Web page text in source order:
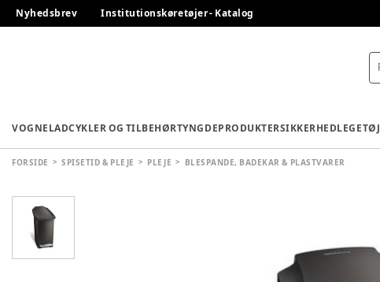
Nyhedsbrev Institutionskøretøjer - Katalog
VOGNELADCYKLER OG TILBEHØRTYNGDEPRODUKTERSIKKERHEDLEGETØJ
FORSIDE SPISETID & PLEJE PLEJE BLESPANDE, BADEKAR & PLASTVARER